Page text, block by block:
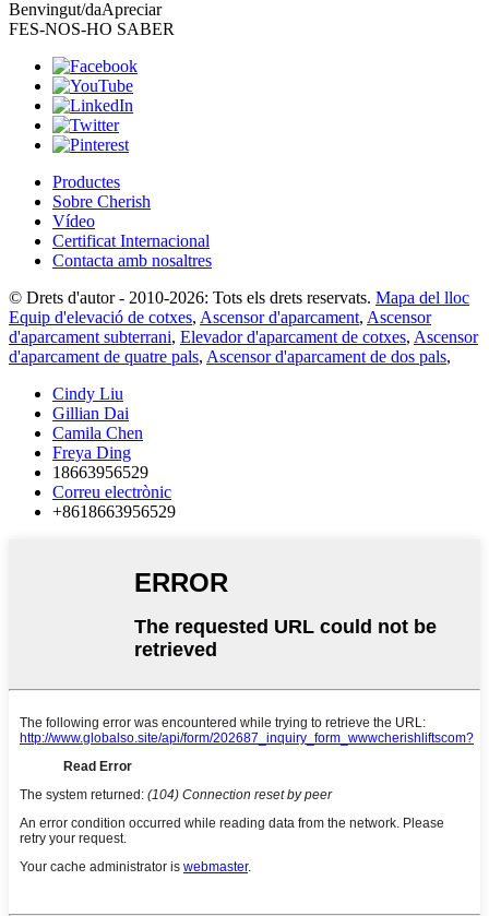
Benvingut/daApreciar
FES-NOS-HO SABER
Productes
Sobre Cherish
Vídeo
Certificat Internacional
Contacta amb nosaltres
© Drets d'autor - 2010-2026: Tots els drets reservats. Mapa del lloc
Equip d'elevació de cotxes, Ascensor d'aparcament, Ascensor
d'aparcament subterrani, Elevador d'aparcament de cotxes, Ascensor
d'aparcament de quatre pals, Ascensor d'aparcament de dos pals,
Cindy Liu
Gillian Dai
Camila Chen
Freya Ding
18663956529
Correu electrònic
+8618663956529